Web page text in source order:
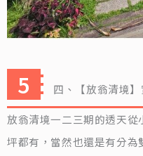
四、【放翁清境
放翁清境一二三期的透天
坪都有，當然也還是有分